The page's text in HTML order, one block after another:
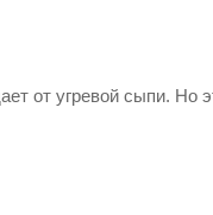
от угревой сыпи. Но